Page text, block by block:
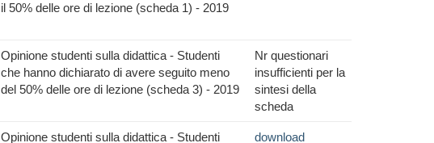
il 50% delle ore di lezione (scheda 1) - 2019
Opinione studenti sulla didattica - Studenti
che hanno dichiarato di avere seguito meno
del 50% delle ore di lezione (scheda 3) - 2019
Nr questionari
insufficienti per la
sintesi della
scheda
Opinione studenti sulla didattica - Studenti download